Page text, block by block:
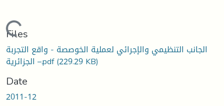
Loading...
Files
الجانب التنظيمي والإجرائي لعملية الخوصصة - واقع التجربة
الجزائرية –.pdf(229.29 KB)
Date
2011-12